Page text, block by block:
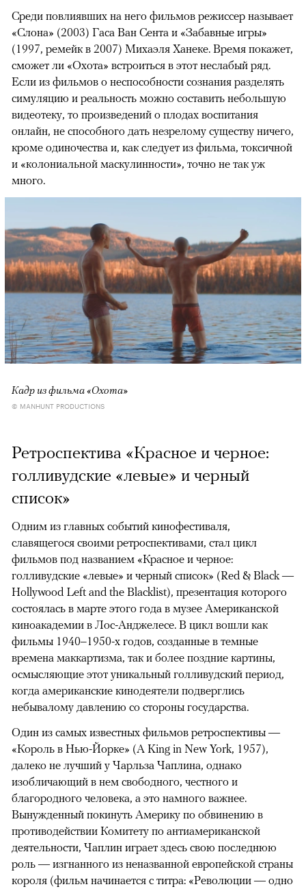
Среди повлиявших на него фильмов режиссер называет
«Слона» (2003) Гаса Ван Сента и «Забавные игры»
(1997, ремейк в 2007) Михаэля Ханеке. Время покажет,
сможет ли «Охота» встроиться в этот неслабый ряд.
Если из фильмов о неспособности сознания разделять
симуляцию и реальность можно составить небольшую
видеотеку, то произведений о плодах воспитания
онлайн, не способного дать незрелому существу ничего,
кроме одиночества и, как следует из фильма, токсичной
и «колониальной маскулинности», точно не так уж
много.
Кадр из фильма «Охота»
© MANHUNT PRODUCTIONS
Ретроспектива «Красное и черное:
голливудские «левые» и черный
список»
Одним из главных событий кинофестиваля,
славящегося своими ретроспективами, стал цикл
фильмов под названием «Красное и черное:
голливудские «левые» и черный список» (Red & Black —
Hollywood Left and the Blacklist), презентация которого
состоялась в марте этого года в музее Американской
киноакадемии в Лос-Анджелесе. В цикл вошли как
фильмы 1940–1950-х годов, созданные в темные
времена маккартизма, так и более поздние картины,
осмысляющие этот уникальный голливудский период,
когда американские кинодеятели подверглись
небывалому давлению со стороны государства.
Один из самых известных фильмов ретроспективы —
«Король в Нью-Йорке» (A King in New York, 1957),
далеко не лучший у Чарльза Чаплина, однако
изобличающий в нем свободного, честного и
благородного человека, а это намного важнее.
Вынужденный покинуть Америку по обвинению в
противодействии Комитету по антиамериканской
деятельности, Чаплин играет здесь свою последнюю
роль — изгнанного из неназванной европейской страны
короля (фильм начинается с титра: «Революции — одно